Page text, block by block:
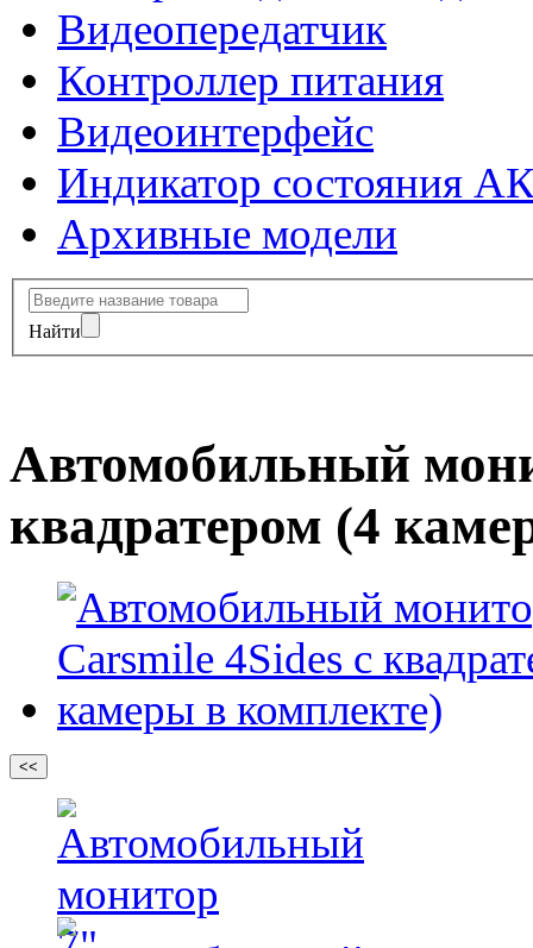
Видеопередатчик
Контроллер питания
Видеоинтерфейс
Индикатор состояния
Архивные модели
Найти
Автомобильный
квадратером (4
<<